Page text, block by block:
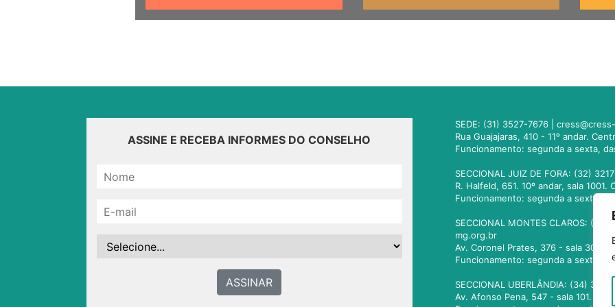
ASSINE E RECEBA INFORMES DO CONSELHO
ASSINAR
SEDE: (31) 3527-7676 |
Rua Guajajaras, 410 - 11º andar.
Funcionamento: segunda a sexta,
SECCIONAL JUIZ DE FORA: (32)
R. Halfeld, 651. 10º andar, sala
Funcionamento: segunda a sexta,
SECCIONAL MONTES CLAROS:
mg.org.br
Av. Coronel Prates, 376 - sala 301.
Funcionamento: segunda a sexta,
SECCIONAL UBERLÂNDIA: (34)
Av. Afonso Pena, 547 - sala 101.